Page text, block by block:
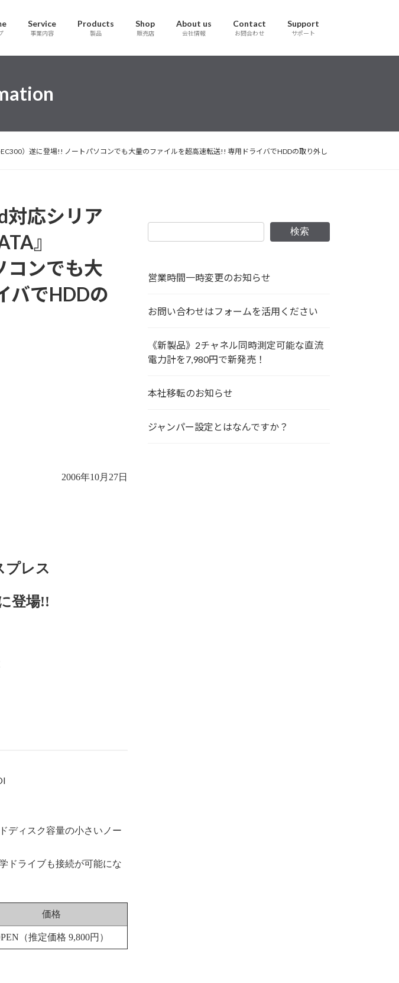
Service
事業内容
Products
製品
Shop
販売店
About us
会社情報
Contact
お問合わせ
Support
サポート
）遂に登場!! ノートパソコンでも大量のファイルを超高速転送!! 専用ドライバでHDDの取り外し
対応シリア
』
コンでも大
バでHDDの
2006年10月27日
プレス
登場!!
ディスク容量の小さいノー
ドライブも接続が可能にな
価格
（推定価格 9,800円）
検索
営業時間一時変更のお知らせ
お問い合わせはフォームを活用ください
《新製品》2チャネル同時測定可能な直流
電力計を7,980円で新発売！
本社移転のお知らせ
ジャンパー設定とはなんですか？